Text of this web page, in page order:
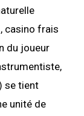
casino frais
du joueur
se tient
unité de